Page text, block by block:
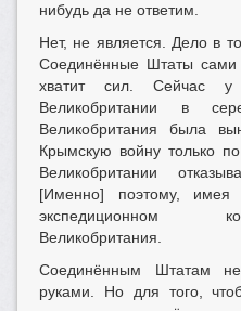
нибудь да не ответим.
Нет, не является. Дело в
Соединённые Штаты сами
хватит сил. Сейчас
Великобритании в
Великобритания была
Крымскую войну только
Великобритании
[Именно] поэтому, имея
экспедиционном
Великобритания.
Соединённым Штатам
руками. Но для того,